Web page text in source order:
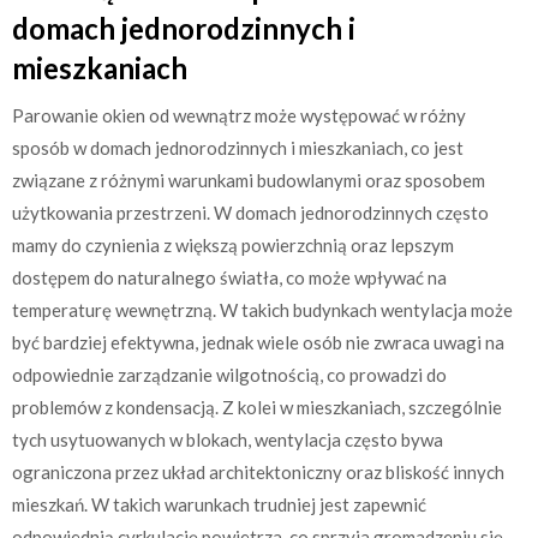
domach jednorodzinnych i
mieszkaniach
Parowanie okien od wewnątrz może występować w różny
sposób w domach jednorodzinnych i mieszkaniach, co jest
związane z różnymi warunkami budowlanymi oraz sposobem
użytkowania przestrzeni. W domach jednorodzinnych często
mamy do czynienia z większą powierzchnią oraz lepszym
dostępem do naturalnego światła, co może wpływać na
temperaturę wewnętrzną. W takich budynkach wentylacja może
być bardziej efektywna, jednak wiele osób nie zwraca uwagi na
odpowiednie zarządzanie wilgotnością, co prowadzi do
problemów z kondensacją. Z kolei w mieszkaniach, szczególnie
tych usytuowanych w blokach, wentylacja często bywa
ograniczona przez układ architektoniczny oraz bliskość innych
mieszkań. W takich warunkach trudniej jest zapewnić